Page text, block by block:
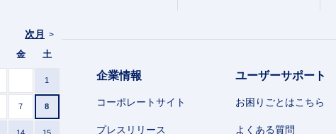
次月 >
金 土
1
7 8
14 15
企業情報
コーポレートサイト
プレスリリース
ユーザーサポート
お困りごとはこちら
よくある質問